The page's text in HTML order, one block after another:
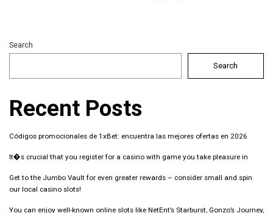
Search
Search
Recent Posts
Códigos promocionales de 1xBet: encuentra las mejores ofertas en 2026
It�s crucial that you register for a casino with game you take pleasure in
Get to the Jumbo Vault for even greater rewards – consider small and spin
our local casino slots!
You can enjoy well-known online slots like NetEnt’s Starburst, Gonzo’s Journey,